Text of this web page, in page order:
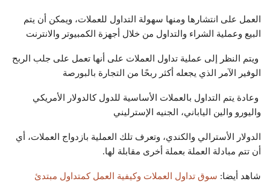
العمل على انتشارها ومنها سهولة التداول للعملات، ويمكن أن يتم
البيع وعملية الشراء والتداول من خلال أجهزة الكمبيوتر والانترنت
ويتم النظر إلى عملية تداول العملات على أنها تعمل على جلب الربح
الوفير الآمر الذي يجعله أكثر ربحًا من التجارة بالبورصة
وعادة يتم التداول بالعملات الأساسية للدول كالدولار الأمريكي
واليورو والين الياباني، الجنيه الإسترليني
الدولار الأسترالي والكندي، وتعرف تلك العملية بازدواج العملات، أي
أن تتم مبادلة العملة بعملة أخرى مقابلة لها.
شاهد أيضا: سوق تداول العملات وكيفية العمل كمتداول مبتدئ